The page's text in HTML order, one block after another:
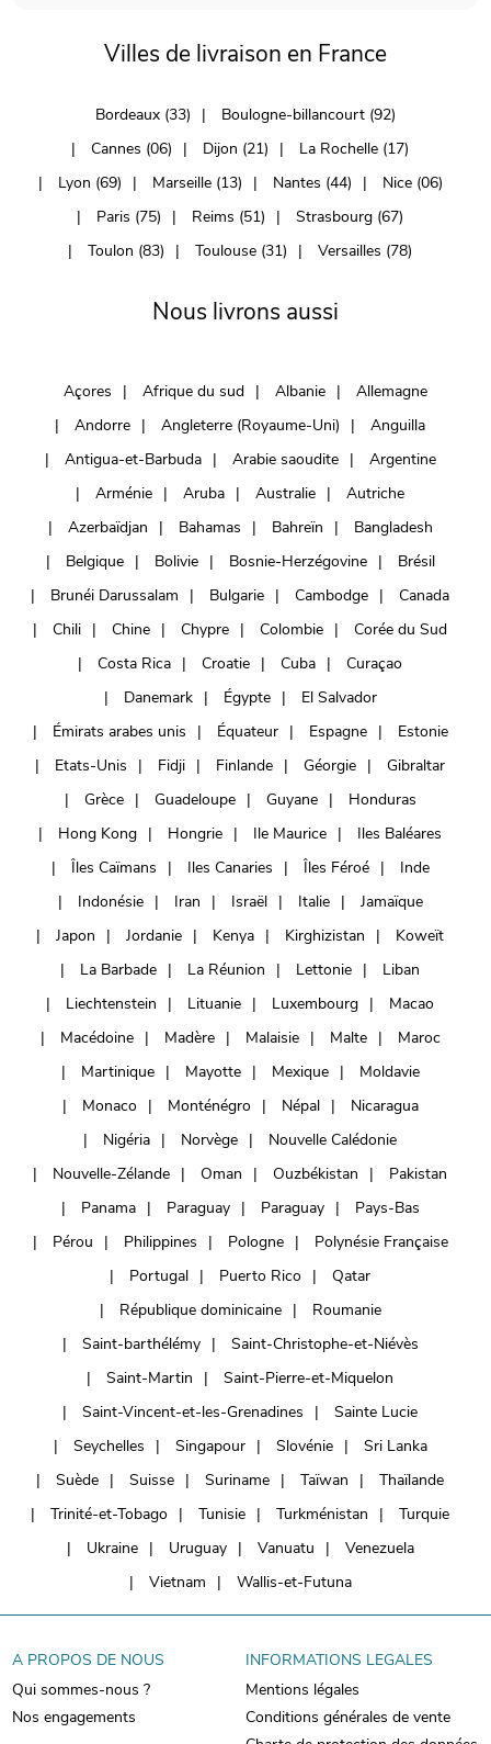
Villes de livraison en France
Bordeaux (33)
Boulogne-billancourt (92)
Cannes (06)
Dijon (21)
La Rochelle (17)
Lyon (69)
Marseille (13) Nantes (44)
Nice (06)
Paris (75)
Reims (51)
Strasbourg (67)
Toulon (83)
Toulouse (31) Versailles (78)
Nous livrons aussi
Açores Afrique du sud Albanie
Allemagne
Andorre
Angleterre (Royaume-Uni)
Anguilla
Antigua-et-Barbuda
Arabie saoudite
Argentine
Arménie
Aruba Australie
Autriche
Azerbaïdjan
Bahamas Bahreïn
Bangladesh
Belgique
Bolivie Bosnie-Herzégovine
Brésil
Brunéi Darussalam
Bulgarie Cambodge
Canada
Chili
Chine Chypre Colombie
Corée du Sud
Costa Rica
Croatie Cuba
Curaçao
Danemark
Égypte
El Salvador
Émirats arabes unis
Équateur Espagne
Estonie
Etats-Unis
Fidji Finlande Géorgie
Gibraltar
Grèce
Guadeloupe Guyane
Honduras
Hong Kong
Hongrie Ile Maurice
Iles Baléares
Îles Caïmans
Iles Canaries Îles Féroé
Inde
Indonésie
Iran Israël Italie
Jamaïque
Japon
Jordanie Kenya Kirghizistan
Koweït
La Barbade
La Réunion Lettonie
Liban
Liechtenstein
Lituanie Luxembourg
Macao
Macédoine
Madère Malaisie Malte
Maroc
Martinique
Mayotte Mexique
Moldavie
Monaco
Monténégro Népal
Nicaragua
Nigéria
Norvège
Nouvelle Calédonie
Nouvelle-Zélande
Oman Ouzbékistan
Pakistan
Panama
Paraguay Paraguay
Pays-Bas
Pérou
Philippines Pologne
Polynésie Française
Portugal
Puerto Rico
Qatar
République dominicaine
Roumanie
Saint-barthélémy
Saint-Christophe-et-Niévès
Saint-Martin
Saint-Pierre-et-Miquelon
Saint-Vincent-et-les-Grenadines
Sainte Lucie
Seychelles
Singapour Slovénie
Sri Lanka
Suède
Suisse Suriname Taïwan
Thaïlande
Trinité-et-Tobago
Tunisie Turkménistan
Turquie
Ukraine
Uruguay Vanuatu
Venezuela
Vietnam
Wallis-et-Futuna
A PROPOS DE NOUS
Qui sommes-nous ?
Nos engagements
INFORMATIONS LEGALES
Mentions légales
Conditions générales de vente